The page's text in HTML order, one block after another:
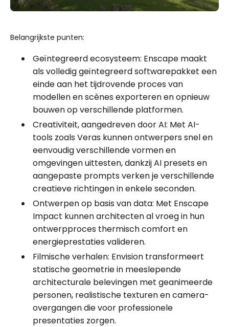
Belangrijkste punten:
Geïntegreerd ecosysteem: Enscape maakt
als volledig geïntegreerd softwarepakket een
einde aan het tijdrovende proces van
modellen en scènes exporteren en opnieuw
bouwen op verschillende platformen.
Creativiteit, aangedreven door AI: Met AI-
tools zoals Veras kunnen ontwerpers snel en
eenvoudig verschillende vormen en
omgevingen uittesten, dankzij AI presets en
aangepaste prompts verken je verschillende
creatieve richtingen in enkele seconden.
Ontwerpen op basis van data: Met Enscape
Impact kunnen architecten al vroeg in hun
ontwerpproces thermisch comfort en
energieprestaties valideren.
Filmische verhalen: Envision transformeert
statische geometrie in meeslepende
architecturale belevingen met geanimeerde
personen, realistische texturen en camera-
overgangen die voor professionele
presentaties zorgen.